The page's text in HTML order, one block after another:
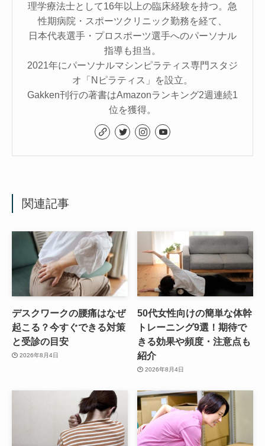
理学療法士として16年以上の臨床経験を持つ。急
性期病院・スポーツクリニック勤務を経て、
日本代表選手・プロスポーツ選手へのパーソナル
指導も担当。
2021年にパーソナルマシンピラティス専門スタジ
オ「Nピラティス」を設立。
Gakken刊行の著書はAmazonランキング2週連続1
位を獲得。
関連記事
デスクワークの腰痛はなぜ
起こる？今すぐできる対策
と受診の目安
2026年8月4日
50代女性向けの簡単な体幹
トレーニング9選！期待で
きる効果や頻度・注意点も
紹介
2026年8月4日